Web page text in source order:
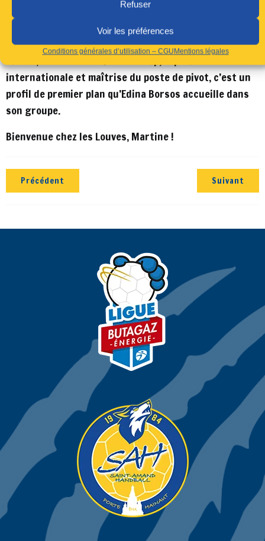
Refuser
Voir les préférences
Conditions générales d’utilisation – CGUMentions légales
Au total, Martine Wolff affiche un bilan européen
impressionnant : 69 matchs de Coupe d’Europe, dont
20 en Ligue des Champions, et 108 buts inscrits à ce
niveau, dont 33 en C1. Leadership, expérience
internationale et maîtrise du poste de pivot, c’est un
profil de premier plan qu’Edina Borsos accueille dans
son groupe.
Bienvenue chez les Louves, Martine !
Précédent Suivant